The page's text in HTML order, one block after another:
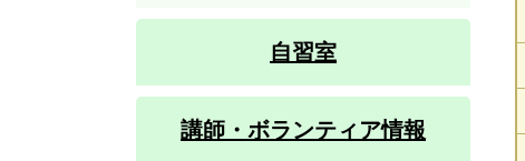
自習室
講師・ボランティア情報